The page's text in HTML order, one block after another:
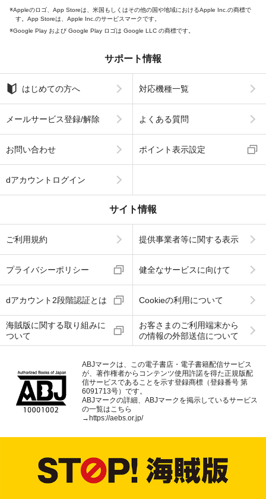
Appleのロゴ、App Storeは、米国もしくはその他の国や地域におけるApple Inc.の商標で
す。App Storeは、Apple Inc.のサービスマークです。
Google Play および Google Play ロゴは Google LLC の商標です。
サポート情報
はじめての方へ 対応機種一覧
メールサービス登録/解除 よくある質問
お問い合わせ ポイント表示設定
dアカウントログイン
サイト情報
ご利用規約 提供事業者等に関する表示
プライバシーポリシー 健全なサービスに向けて
dアカウント2段階認証とは Cookieの利用について
海賊版に関する取り組みに
ついて
お客さまのご利用端末から
の情報の外部送信について
ABJマークは、この電子書店・電子書籍配信サービス
が、著作権者からコンテンツ使用許諾を得た正規版配
信サービスであることを示す登録商標（登録番号 第
6091713号）です。
ABJマークの詳細、ABJマークを掲示しているサービス
の一覧はこちら
→ https://aebs.or.jp/